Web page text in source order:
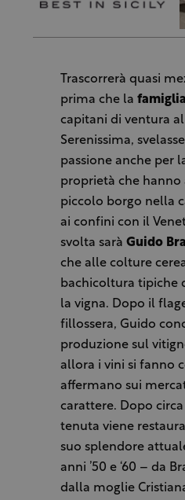
Trascorrerà quasi
prima che la
capitani di ventura
Serenissima,
passione anche per
proprietà che hanno
piccolo borgo nella
ai confini con il
svolta sarà Guido
che alle colture
bachicoltura tipiche
la vigna. Dopo il
fillossera, Guido
produzione sul
allora i vini si fanno
affermano sui
carattere. Dopo
tenuta viene
suo splendore
anni ’50 e ‘60 – da
dalla moglie